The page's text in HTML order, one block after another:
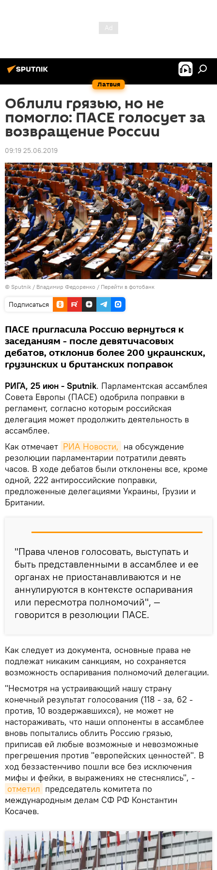
Латвия
Облили грязью, но не
помогло: ПАСЕ голосует за
возвращение России
09:19 25.06.2019
© Sputnik / Владимир Федоренко / Перейти в фотобанк
Подписаться
ПАСЕ пригласила Россию вернуться к
заседаниям - после девятичасовых
дебатов, отклонив более 200 украинских,
грузинских и британских поправок
РИГА, 25 июн - Sputnik. Парламентская ассамблея
Совета Европы (ПАСЕ) одобрила поправки в
регламент, согласно которым российская
делегация может продолжить деятельность в
ассамблее.
Как отмечает РИА Новости, на обсуждение
резолюции парламентарии потратили девять
часов. В ходе дебатов были отклонены все, кроме
одной, 222 антироссийские поправки,
предложенные делегациями Украины, Грузии и
Британии.
"Права членов голосовать, выступать и
быть представленными в ассамблее и ее
органах не приостанавливаются и не
аннулируются в контексте оспаривания
или пересмотра полномочий", —
говорится в резолюции ПАСЕ.
Как следует из документа, основные права не
подлежат никаким санкциям, но сохраняется
возможность оспаривания полномочий делегации.
"Несмотря на устраивающий нашу страну
конечный результат голосования (118 - за, 62 -
против, 10 воздержавшихся), не может не
настораживать, что наши оппоненты в ассамблее
вновь попытались облить Россию грязью,
приписав ей любые возможные и невозможные
прегрешения против "европейских ценностей". В
ход беззастенчиво пошли все без исключения
мифы и фейки, в выражениях не стеснялись", -
отметил председатель комитета по
международным делам СФ РФ Константин
Косачев.